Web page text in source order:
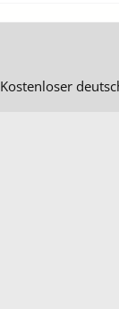
Kostenloser